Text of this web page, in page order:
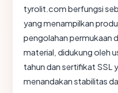
tyrolit.com berfungsi
yang menampilkan
pengolahan permukaan
material, didukung oleh
tahun dan sertifikat SSL
menandakan stabilitas